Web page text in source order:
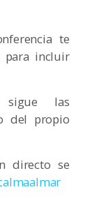
te
para incluir
las
del propio
directo se